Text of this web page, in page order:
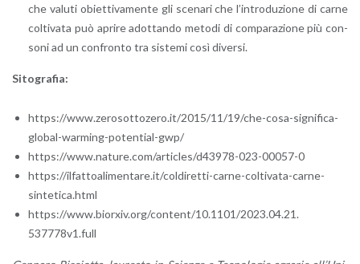
che va­lu­ti obiet­ti­va­men­te gli sce­na­ri che l’in­tro­du­zio­ne di carne
col­ti­va­ta può apri­re adot­tan­do me­to­di di com­pa­ra­zio­ne più con­
so­ni ad un con­fron­to tra si­ste­mi così di­ver­si.
Si­to­gra­fia:
https://​www.​zer​osot​toze​ro.​it/​2015/​11/​19/​che-​cosa-​significa-​
global-​warming-​potential-​gwp/
https://​www.​nature.​com/​articles/​d43978-​023-​00057-​0
https://​ilf​atto​alim​enta​re.​it/​coldiretti-​carne-​coltivata-​carne-​
sintetica.​html
https://​www.​biorxiv.​org/​content/​10.​1101/​2023.​04.​21.​
537778v1.​full